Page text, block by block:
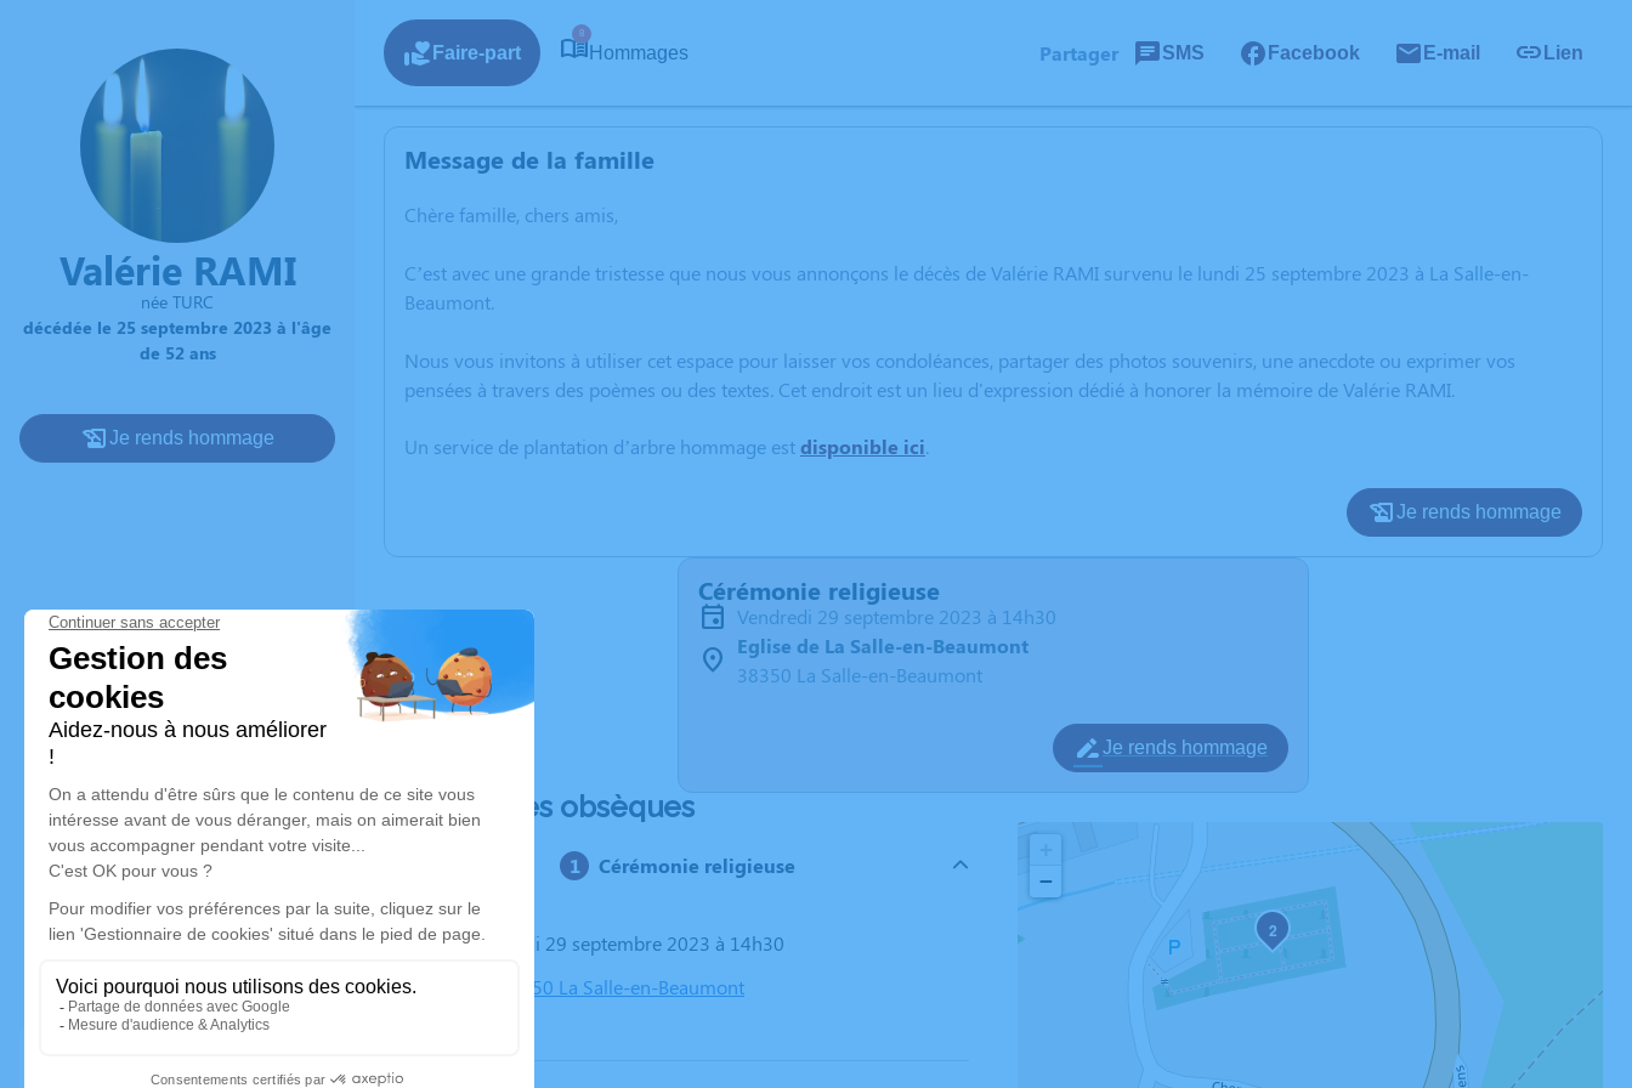
Valérie RAMI
née TURC
décédée le 25 septembre 2023 à l'âge
de 52 ans
Je rends hommage
Faire-part
8
Hommages Partager SMS Facebook E-mail Lien
Message de la famille
Chère famille, chers amis,
C’est avec une grande tristesse que nous vous annonçons le décès de Valérie RAMI survenu le lundi 25 septembre 2023 à La Salle-en-
Beaumont.
Nous vous invitons à utiliser cet espace pour laisser vos condoléances, partager des photos souvenirs, une anecdote ou exprimer vos
pensées à travers des poèmes ou des textes. Cet endroit est un lieu d'expression dédié à honorer la mémoire de Valérie RAMI.
Un service de plantation d’arbre hommage estdisponible ici.
Je rends hommage
Cérémonie religieuse
vendredi 29 septembre 2023 à 14h30
Eglise de La Salle-en-Beaumont
38350 La Salle-en-Beaumont
Je rends hommage
Déroulé des obsèques
Cérémonie religieuse
Le vendredi 29 septembre 2023 à 14h30
Eglise, 38350 La Salle-en-Beaumont
2
−